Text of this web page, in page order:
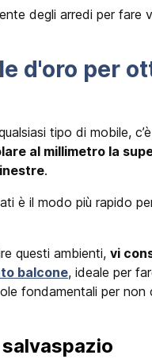
degli arredi per fare
d'oro per
tipo di mobile,
al millimetro la
.
è il modo più rapido
questi ambienti, vi
balcone, ideale per
fondamentali per non